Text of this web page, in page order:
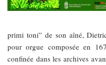
primi toni” de son aîné,
pour orgue composée en
confinée dans les archives